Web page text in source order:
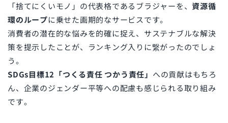
「捨てにくいモノ」の代表格であるブラジャーを、資源循
環のループに乗せた画期的なサービスです。
消費者の潜在的な悩みを的確に捉え、サステナブルな解決
策を提示したことが、ランキング入りに繋がったのでしょ
う。
SDGs目標12「つくる責任 つかう責任」 への貢献はもちろ
ん、企業のジェンダー平等への配慮も感じられる取り組み
です。